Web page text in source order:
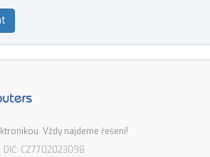
Vždy najdeme řešení!
CZ7702023098